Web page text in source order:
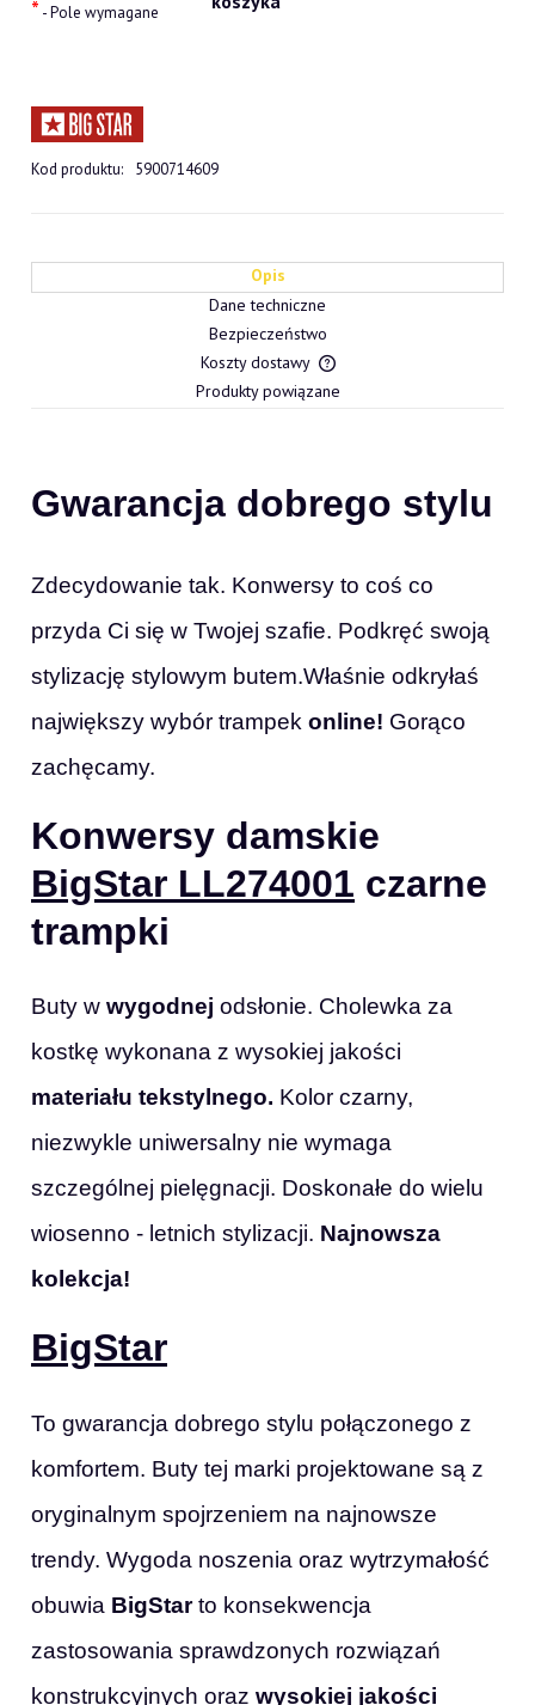
* - Pole wymagane
Kod produktu: 5900714609
Opis
Dane techniczne
Bezpieczeństwo
Koszty dostawy
Produkty powiązane
Gwarancja dobrego stylu
Zdecydowanie tak. Konwersy to coś co
przyda Ci się w Twojej szafie. Podkręć swoją
stylizację stylowym butem.Właśnie odkryłaś
największy wybór trampek online! Gorąco
zachęcamy.
Konwersy damskie
BigStar LL274001 czarne
trampki
Buty w wygodnej odsłonie. Cholewka za
kostkę wykonana z wysokiej jakości
materiału tekstylnego. Kolor czarny,
niezwykle uniwersalny nie wymaga
szczególnej pielęgnacji. Doskonałe do wielu
wiosenno - letnich stylizacji. Najnowsza
kolekcja!
BigStar
To gwarancja dobrego stylu połączonego z
komfortem. Buty tej marki projektowane są z
oryginalnym spojrzeniem na najnowsze
trendy. Wygoda noszenia oraz wytrzymałość
obuwia BigStarto konsekwencja
zastosowania sprawdzonych rozwiązań
konstrukcyjnych oraz wysokiej jakości